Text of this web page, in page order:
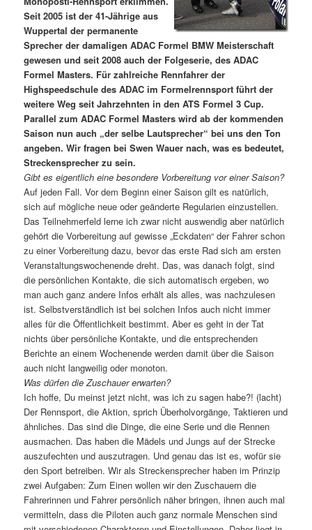
Seit 2005 ist der 41-Jährige aus
Wuppertal der permanente
Sprecher der damaligen ADAC Formel BMW Meisterschaft
gewesen und seit 2008 auch der Folgeserie, des ADAC
Formel Masters. Für zahlreiche Rennfahrer der
Highspeedschule des ADAC im Formelrennsport führt der
weitere Weg seit Jahrzehnten in den ATS Formel 3 Cup.
Parallel zum ADAC Formel Masters wird ab der kommenden
Saison nun auch „der selbe Lautsprecher“ bei uns den Ton
angeben. Wir fragen bei Swen Wauer nach, was es bedeutet,
Streckensprecher zu sein.
Gibt es eigentlich eine besondere Vorbereitung vor einer Saison?
Auf jeden Fall. Vor dem Beginn einer Saison gilt es natürlich,
sich auf mögliche neue oder geänderte Regularien einzustellen.
Das Teilnehmerfeld lerne ich zwar nicht auswendig aber natürlich
gehört die Vorbereitung auf gewisse „Eckdaten“ der Fahrer schon
zu einer Vorbereitung dazu, bevor das erste Rad sich am ersten
Veranstaltungswochenende dreht. Das, was danach folgt, sind
die persönlichen Kontakte, die sich automatisch ergeben, wo
man auch ganz andere Infos erhält als alles, was nachzulesen
ist. Selbstverständlich ist bei solchen Infos auch nicht immer
alles für die Öffentlichkeit bestimmt. Aber es geht in der Tat
nichts über persönliche Kontakte, und die entsprechenden
Berichte an einem Wochenende werden damit über die Saison
auch nicht langweilig oder monoton.
Was dürfen die Zuschauer erwarten?
Ich hoffe, Du meinst jetzt nicht, was ich zu sagen habe?! (lacht)
Der Rennsport, die Aktion, sprich Überholvorgänge, Taktieren und
ähnliches. Das sind die Dinge, die eine Serie und die Rennen
ausmachen. Das haben die Mädels und Jungs auf der Strecke
auszufechten und auszutragen. Und genau das ist es, wofür sie
den Sport betreiben. Wir als Streckensprecher haben im Prinzip
zwei Aufgaben: Zum Einen wollen wir den Zuschauern die
Fahrerinnen und Fahrer persönlich näher bringen, ihnen auch mal
vermitteln, dass die Piloten auch ganz normale Menschen sind